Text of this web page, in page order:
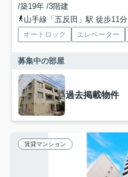
/築19年 /3階建
山手線「五反田」駅 徒歩11分
オートロック エレベーター
募集中の部屋
過去掲載物件
賃貸マンション